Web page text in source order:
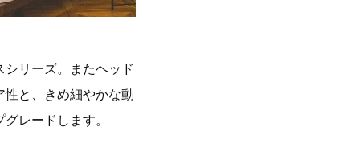
リーズ。またヘッド
と、きめ細やかな動
レードします。